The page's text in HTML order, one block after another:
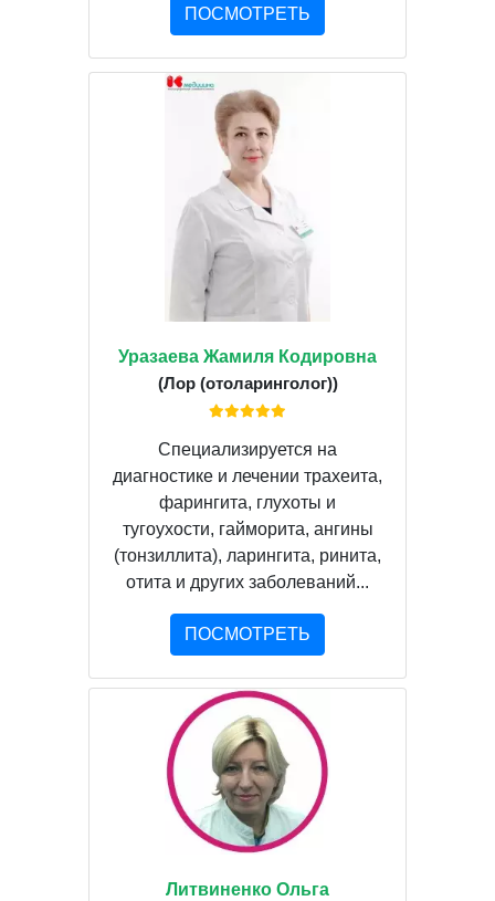
ПОСМОТРЕТЬ
Уразаева Жамиля Кодировна
(Лор (отоларинголог))
Специализируется на
диагностике и лечении трахеита,
фарингита, глухоты и
тугоухости, гайморита, ангины
(тонзиллита), ларингита, ринита,
отита и других заболеваний...
ПОСМОТРЕТЬ
Литвиненко Ольга